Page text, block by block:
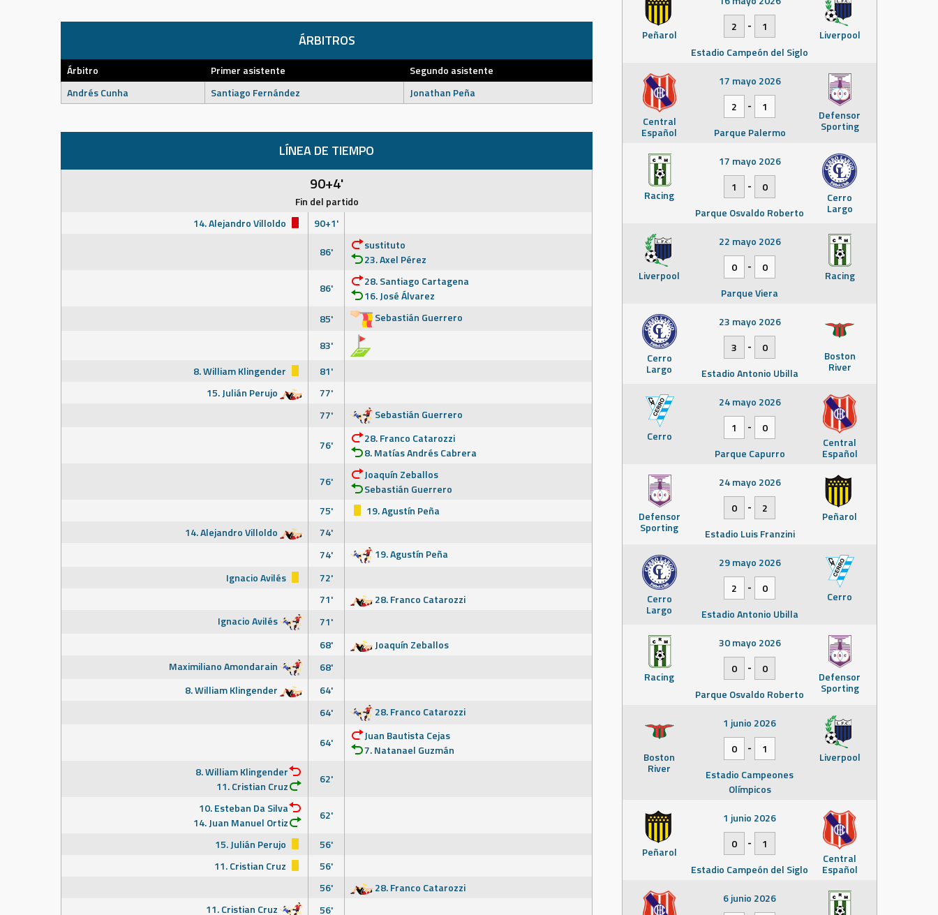
ÁRBITROS
Árbitro Primer asistente
Segundo asistente
Andrés Cunha
Santiago Fernández Jonathan Peña
LÍNEA DE TIEMPO
90+4'
Fin del partido
14. Alejandro Villoldo
90+1'
86'
sustituto
23. Axel Pérez
86'
28. Santiago Cartagena
16. José Álvarez
85'
Sebastián Guerrero
83'
8. William Klingender
81'
15. Julián Perujo
77'
77'
Sebastián Guerrero
76'
28. Franco Catarozzi
8. Matías Andrés Cabrera
76'
Joaquín Zeballos
Sebastián Guerrero
75'
19. Agustín Peña
14. Alejandro Villoldo
74'
74'
19. Agustín Peña
Ignacio Avilés
72'
71'
28. Franco Catarozzi
Ignacio Avilés
71'
68'
Joaquín Zeballos
Maximiliano Amondarain
68'
8. William Klingender
64'
64'
28. Franco Catarozzi
64'
Juan Bautista Cejas
7. Natanael Guzmán
8. William Klingender
11. Cristian Cruz
62'
10. Esteban Da Silva
14. Juan Manuel Ortiz
62'
15. Julián Perujo
56'
11. Cristian Cruz
56'
56'
28. Franco Catarozzi
11. Cristian Cruz
56'
Peñarol Liverpool
2
-
1
Estadio Campeón del Siglo
Central
Español
Defensor
Sporting
17 mayo 2026
2
-
1
Parque Palermo
Racing Cerro
Largo
17 mayo 2026
1
-
0
Parque Osvaldo Roberto
Liverpool Racing
22 mayo 2026
0
-
0
Parque Viera
Cerro
Largo
Boston
River
23 mayo 2026
3
-
0
Estadio Antonio Ubilla
Cerro Central
Español
24 mayo 2026
1
-
0
Parque Capurro
Defensor
Sporting
Peñarol
24 mayo 2026
0
-
2
Estadio Luis Franzini
Cerro
Largo
Cerro
29 mayo 2026
2
-
0
Estadio Antonio Ubilla
Racing Defensor
Sporting
30 mayo 2026
0
-
0
Parque Osvaldo Roberto
Boston
River
Liverpool
1 junio 2026
0
-
1
Estadio Campeones
Olímpicos
Peñarol Central
Español
1 junio 2026
0
-
1
Estadio Campeón del Siglo
6 junio 2026